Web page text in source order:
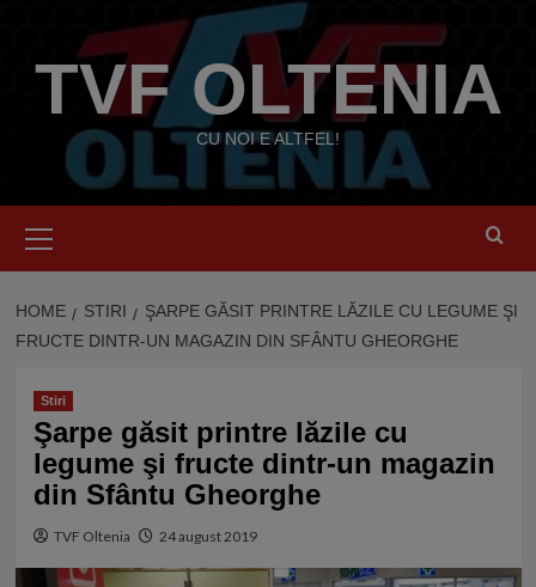
contentTVF OLTENIA
CU NOI E ALTFEL!
Menu
HOME STIRI
ŞARPE GĂSIT PRINTRE LĂZILE CU LEGUME ŞI
FRUCTE DINTR-UN MAGAZIN DIN SFÂNTU GHEORGHE
Stiri
Şarpe găsit printre lăzile cu
legume şi fructe dintr-un magazin
din Sfântu Gheorghe
TVF Oltenia 24 august 2019